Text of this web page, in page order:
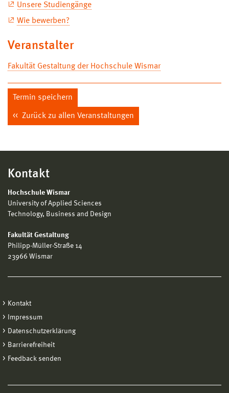
Unsere Studiengänge
Wie bewerben?
Veranstalter
Fakultät Gestaltung der Hochschule Wismar
Termin speichern
Zurück zu allen Veranstaltungen
Kontakt
Hochschule Wismar
University of Applied Sciences
Technology, Business and Design
Fakultät Gestaltung
Philipp-Müller-Straße 14
23966 Wismar
Kontakt
Impressum
Datenschutzerklärung
Barrierefreiheit
Feedback senden